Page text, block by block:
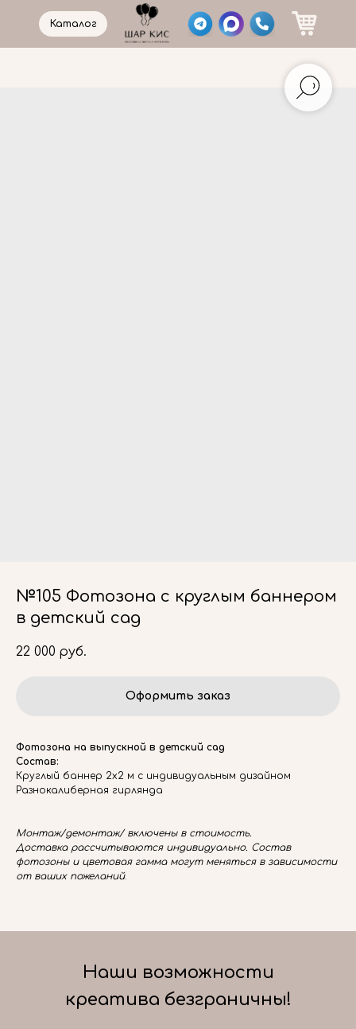
Каталог
№105 Фотозона с круглым баннером
в детский сад
22 000 руб.
Оформить заказ
Фотозона на выпускной в детский сад
Состав:
Круглый баннер 2х2 м с индивидуальным дизайном
Разнокалиберная гирлянда
Монтаж/демонтаж/ включены в стоимость.
Доставка рассчитываются индивидуально. Состав
фотозоны и цветовая гамма могут меняться в зависимости
от ваших пожеланий.
Наши возможности
креатива безграничны!